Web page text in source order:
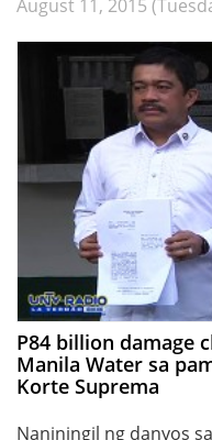
August 11, 2015
P84 billion damage
Manila Water sa
Korte Suprema
Naniningil ng danyos